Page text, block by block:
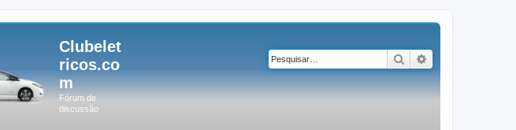
Clubelet
ricos.co
m
Fórum de
discussão
Pesquisar